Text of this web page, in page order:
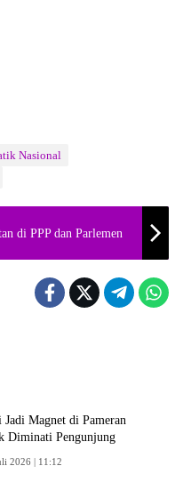
Nasional
di PPP dan Parlemen
Magnet di Pameran
Diminati Pengunjung
2026 | 11:12